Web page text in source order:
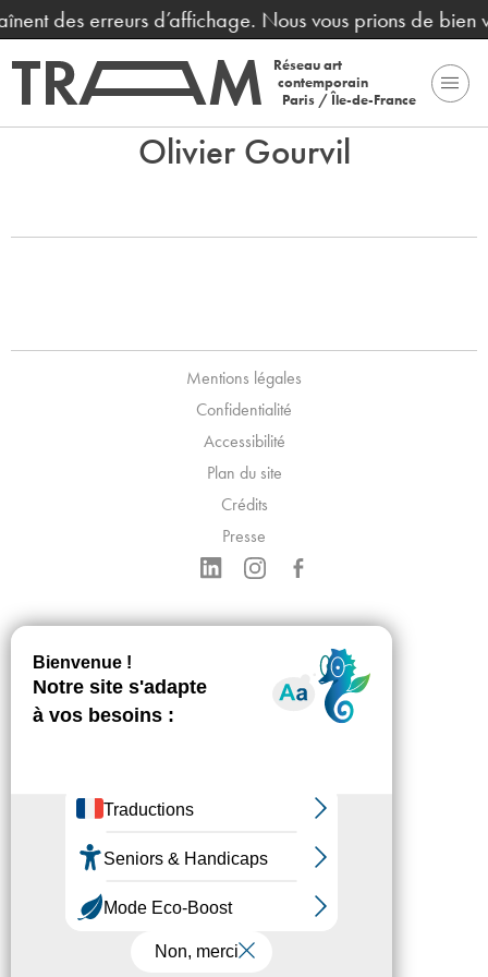
des erreurs d’affichage. Nous vous prions de
Réseau art
contemporain
Paris / Île-de-France
Olivier Gourvil
Mentions légales
Confidentialité
Accessibilité
Plan du site
Crédits
Presse